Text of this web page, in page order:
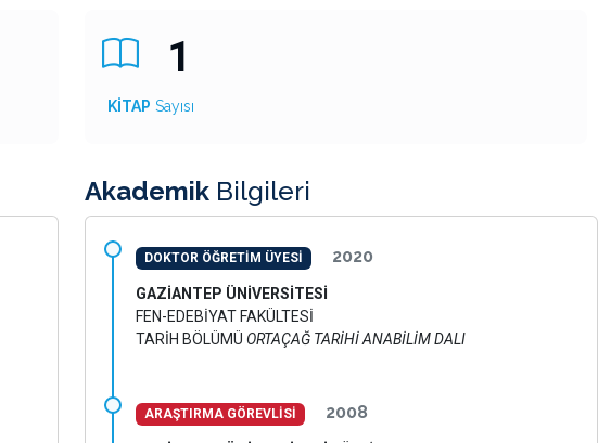
1
KİTAP Sayısı
Akademik Bilgileri
DOKTOR ÖĞRETİM ÜYESİ 2020
GAZİANTEP ÜNİVERSİTESİ
FEN-EDEBİYAT FAKÜLTESİ
TARİH BÖLÜMÜ ORTAÇAĞ TARİHİ ANABİLİM DALI
ARAŞTIRMA GÖREVLİSİ 2008